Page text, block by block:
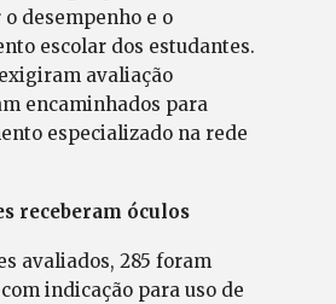
desempenho e o
escolar dos estudantes.
avaliação
encaminhados para
especializado na rede
receberam óculos
avaliados, 285 foram
indicação para uso de